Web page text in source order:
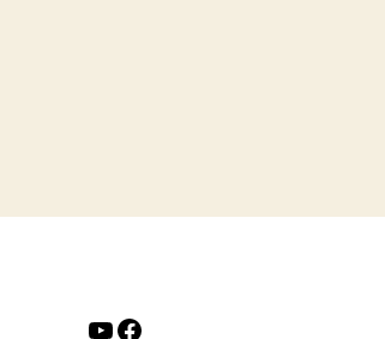
YouTube
Facebook